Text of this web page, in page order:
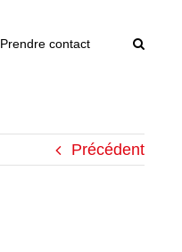
Prendre contact
Précédent